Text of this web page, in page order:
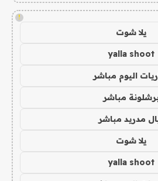
!
يلا شوت
yalla shoot
اليوم مباشر
مباشر
مدريد مباشر
يلا شوت
yalla shoot